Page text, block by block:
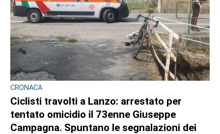
CRONACA
Ciclisti travolti a Lanzo: arrestato per
tentato omicidio il 73enne Giuseppe
Campagna. Spuntano le segnalazioni dei